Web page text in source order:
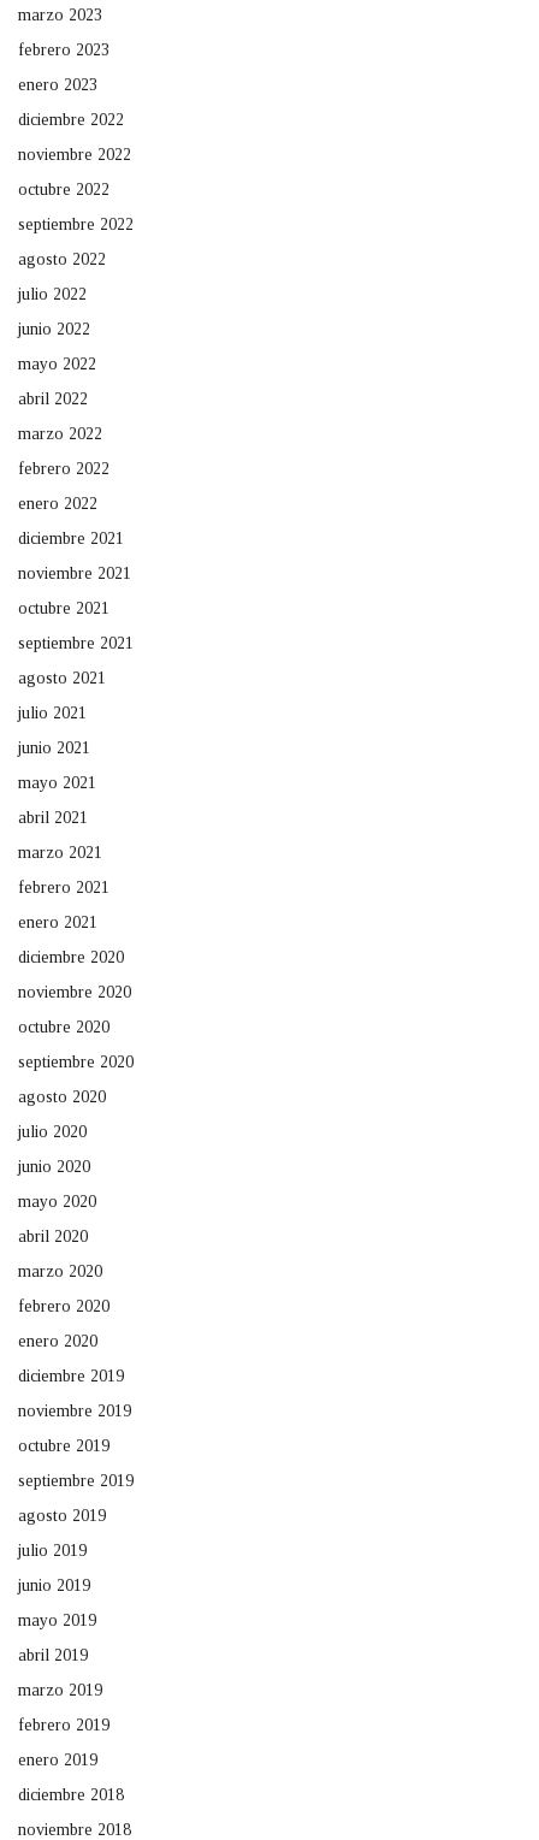
marzo 2023
febrero 2023
enero 2023
diciembre 2022
noviembre 2022
octubre 2022
septiembre 2022
agosto 2022
julio 2022
junio 2022
mayo 2022
abril 2022
marzo 2022
febrero 2022
enero 2022
diciembre 2021
noviembre 2021
octubre 2021
septiembre 2021
agosto 2021
julio 2021
junio 2021
mayo 2021
abril 2021
marzo 2021
febrero 2021
enero 2021
diciembre 2020
noviembre 2020
octubre 2020
septiembre 2020
agosto 2020
julio 2020
junio 2020
mayo 2020
abril 2020
marzo 2020
febrero 2020
enero 2020
diciembre 2019
noviembre 2019
octubre 2019
septiembre 2019
agosto 2019
julio 2019
junio 2019
mayo 2019
abril 2019
marzo 2019
febrero 2019
enero 2019
diciembre 2018
noviembre 2018